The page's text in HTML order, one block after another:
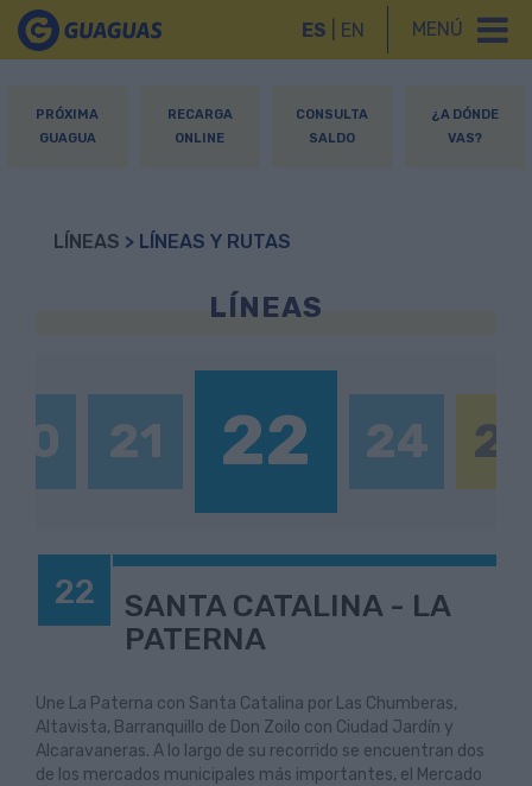
MENÚ
ES EN
PRÓXIMA
GUAGUA
RECARGA
ONLINE
CONSULTA
SALDO
¿A DÓNDE
VAS?
LÍNEAS > LÍNEAS Y RUTAS
LÍNEAS
21 22 24
22
SANTA CATALINA - LA
PATERNA
Une La Paterna con Santa Catalina por Las Chumberas,
Altavista, Barranquillo de Don Zoilo con Ciudad Jardín y
Alcaravaneras. A lo largo de su recorrido se encuentran dos
de los mercados municipales más importantes, el Mercado